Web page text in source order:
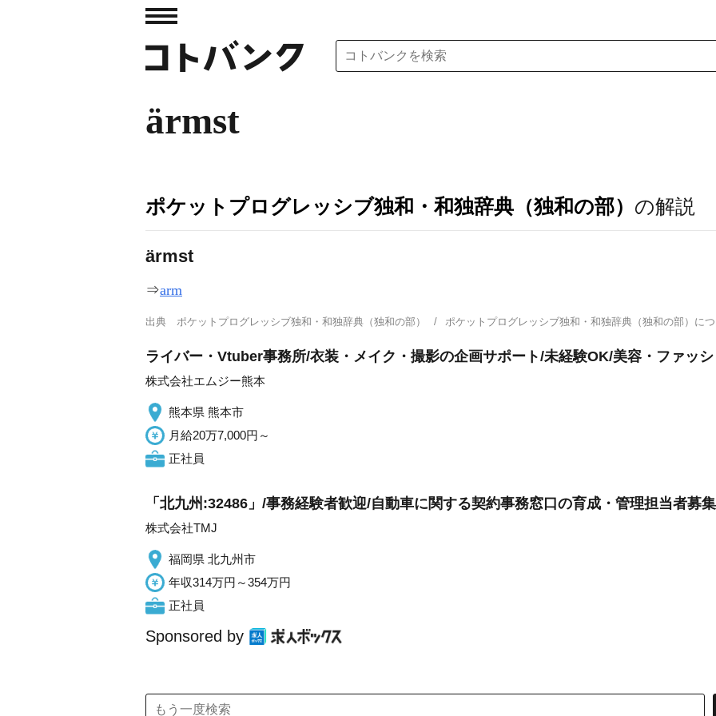
ärmst
ポケットプログレッシブ独和・和独辞典（独和の部） の解説
ärmst
⇒arm
出典 ポケットプログレッシブ独和・和独辞典（独和の部） ポケットプログレッシブ独和・和独辞典（独和の部）
ライバー・Vtuber事務所/衣装・メイク・撮影の企画サポート/未経験OK/美容・ファッ
株式会社エムジー熊本
熊本県 熊本市
月給20万7,000円～
正社員
「北九州:32486」/事務経験者歓迎/自動車に関する契約事務窓口の育成・管理担当者募集
株式会社TMJ
福岡県 北九州市
年収314万円～354万円
正社員
Sponsored by